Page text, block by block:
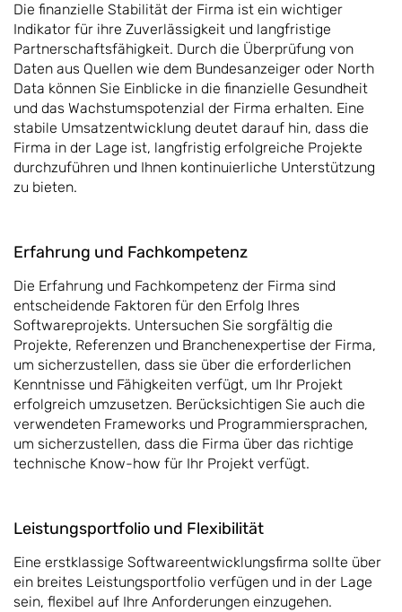
Die finanzielle Stabilität der Firma ist ein wichtiger
Indikator für ihre Zuverlässigkeit und langfristige
Partnerschaftsfähigkeit. Durch die Überprüfung von
Daten aus Quellen wie dem Bundesanzeiger oder North
Data können Sie Einblicke in die finanzielle Gesundheit
und das Wachstumspotenzial der Firma erhalten. Eine
stabile Umsatzentwicklung deutet darauf hin, dass die
Firma in der Lage ist, langfristig erfolgreiche Projekte
durchzuführen und Ihnen kontinuierliche Unterstützung
zu bieten.
Erfahrung und Fachkompetenz
Die Erfahrung und Fachkompetenz der Firma sind
entscheidende Faktoren für den Erfolg Ihres
Softwareprojekts. Untersuchen Sie sorgfältig die
Projekte, Referenzen und Branchenexpertise der Firma,
um sicherzustellen, dass sie über die erforderlichen
Kenntnisse und Fähigkeiten verfügt, um Ihr Projekt
erfolgreich umzusetzen. Berücksichtigen Sie auch die
verwendeten Frameworks und Programmiersprachen,
um sicherzustellen, dass die Firma über das richtige
technische Know-how für Ihr Projekt verfügt.
Leistungsportfolio und Flexibilität
Eine erstklassige Softwareentwicklungsfirma sollte über
ein breites Leistungsportfolio verfügen und in der Lage
sein, flexibel auf Ihre Anforderungen einzugehen.